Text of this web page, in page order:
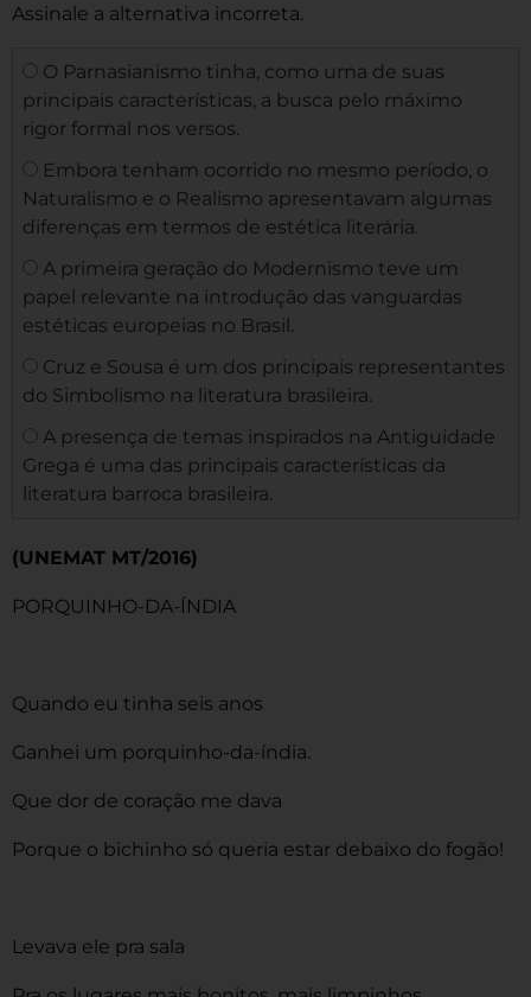
Assinale a alternativa incorreta.
O Parnasianismo tinha, como uma de suas
principais características, a busca pelo máximo
rigor formal nos versos.
Embora tenham ocorrido no mesmo período, o
Naturalismo e o Realismo apresentavam algumas
diferenças em termos de estética literária.
A primeira geração do Modernismo teve um
papel relevante na introdução das vanguardas
estéticas europeias no Brasil.
Cruz e Sousa é um dos principais representantes
do Simbolismo na literatura brasileira.
A presença de temas inspirados na Antiguidade
Grega é uma das principais características da
literatura barroca brasileira.
(UNEMAT MT/2016)
PORQUINHO-DA-ÍNDIA
Quando eu tinha seis anos
Ganhei um porquinho-da-índia.
Que dor de coração me dava
Porque o bichinho só queria estar debaixo do fogão!
Levava ele pra sala